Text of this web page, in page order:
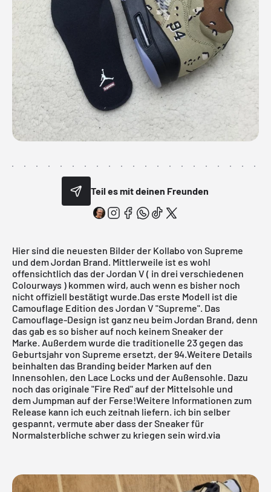
Teil es mit deinen Freunden
Hier sind die neuesten Bilder der Kollabo von Supreme
und demJordan Brand. Mittlerweile ist es wohl
offensichtlich das der Jordan V ( in drei verschiedenen
Colourways ) kommen wird, auch wenn es bisher noch
nicht offiziell bestätigt wurde.Das erste Modell ist die
Camouflage Edition des Jordan V "Supreme". Das
Camouflage-Design ist ganz neu beimJordan Brand, denn
das gab es so bisher auf noch keinem Sneaker der
Marke. Außerdem wurde die traditionelle 23 gegen das
Geburtsjahr von Supreme ersetzt, der 94.Weitere Details
beinhalten das Branding beider Marken auf den
Innensohlen, den Lace Locks und der Außensohle. Dazu
noch das originale "Fire Red" auf der Mittelsohle und
dem Jumpman auf der Ferse!Weitere Informationen zum
Release kann ich euch zeitnah liefern. ich bin selber
gespannt, vermute aber dass der Sneaker für
Normalsterbliche schwer zu kriegen sein wird.via